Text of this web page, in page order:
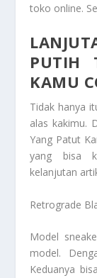
toko online.
PUTIH
KAMU
Tidak hanya
alas kakimu.
Yang Patut
yang bisa
kelanjutan
Retrograde
Model
model.
Keduanya